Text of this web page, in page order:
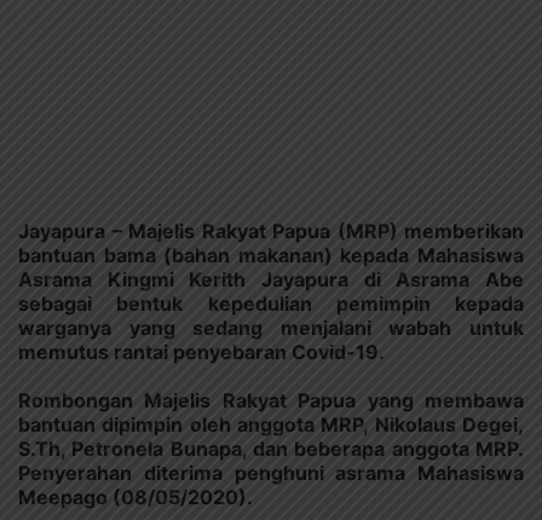
Jayapura – Majelis Rakyat Papua (MRP) memberikan
bantuan bama (bahan makanan) kepada Mahasiswa
Asrama Kingmi Kerith Jayapura di Asrama Abe
sebagai bentuk kepedulian pemimpin kepada
warganya yang sedang menjalani wabah untuk
memutus rantai penyebaran Covid-19.
Rombongan Majelis Rakyat Papua yang membawa
bantuan dipimpin oleh anggota MRP, Nikolaus Degei,
S.Th, Petronela Bunapa, dan beberapa anggota MRP.
Penyerahan diterima penghuni asrama Mahasiswa
Meepago (08/05/2020).